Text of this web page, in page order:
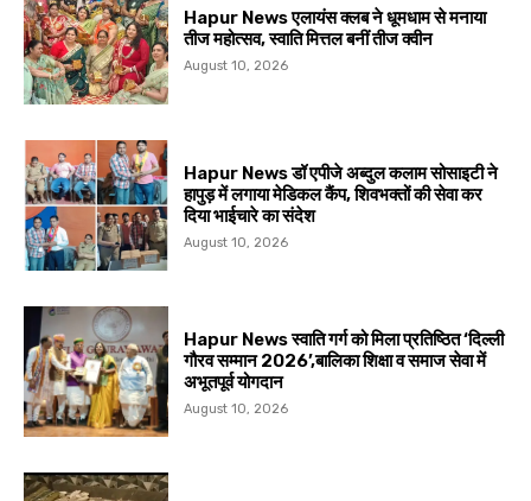
Hapur News एलायंस क्लब ने धूमधाम से मनाया
तीज महोत्सव, स्वाति मित्तल बनीं तीज क्वीन
August 10, 2026
Hapur News डॉ एपीजे अब्दुल कलाम सोसाइटी ने
हापुड़ में लगाया मेडिकल कैंप, शिवभक्तों की सेवा कर
दिया भाईचारे का संदेश
August 10, 2026
Hapur News स्वाति गर्ग को मिला प्रतिष्ठित ‘दिल्ली
गौरव सम्मान 2026’,बालिका शिक्षा व समाज सेवा में
अभूतपूर्व योगदान
August 10, 2026